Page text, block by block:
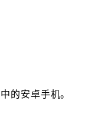
的安卓手机。